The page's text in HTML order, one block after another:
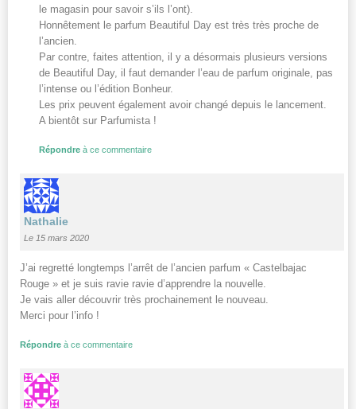
le magasin pour savoir s’ils l’ont).
Honnêtement le parfum Beautiful Day est très très proche de
l’ancien.
Par contre, faites attention, il y a désormais plusieurs versions
de Beautiful Day, il faut demander l’eau de parfum originale, pas
l’intense ou l’édition Bonheur.
Les prix peuvent également avoir changé depuis le lancement.
A bientôt sur Parfumista !
Répondre à ce commentaire
Nathalie
Le 15 mars 2020
J’ai regretté longtemps l’arrêt de l’ancien parfum « Castelbajac
Rouge » et je suis ravie ravie d’apprendre la nouvelle.
Je vais aller découvrir très prochainement le nouveau.
Merci pour l’info !
Répondre à ce commentaire